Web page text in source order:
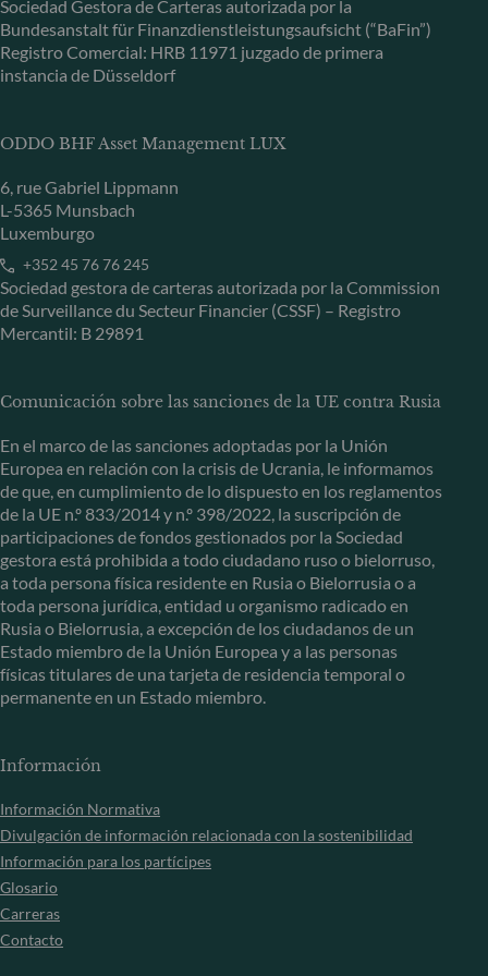
Sociedad Gestora de Carteras autorizada por la
Bundesanstalt für Finanzdienstleistungsaufsicht (“BaFin”)
Registro Comercial: HRB 11971 juzgado de primera
instancia de Düsseldorf
ODDO BHF Asset Management LUX
6, rue Gabriel Lippmann
L-5365 Munsbach
Luxemburgo
+352 45 76 76 245
Sociedad gestora de carteras autorizada por la Commission
de Surveillance du Secteur Financier (CSSF) – Registro
Mercantil: B 29891
Comunicación sobre las sanciones de la UE contra Rusia
En el marco de las sanciones adoptadas por la Unión
Europea en relación con la crisis de Ucrania, le informamos
de que, en cumplimiento de lo dispuesto en los reglamentos
de la UE n.º 833/2014 y n.º 398/2022, la suscripción de
participaciones de fondos gestionados por la Sociedad
gestora está prohibida a todo ciudadano ruso o bielorruso,
a toda persona física residente en Rusia o Bielorrusia o a
toda persona jurídica, entidad u organismo radicado en
Rusia o Bielorrusia, a excepción de los ciudadanos de un
Estado miembro de la Unión Europea y a las personas
físicas titulares de una tarjeta de residencia temporal o
permanente en un Estado miembro.
Información
Información Normativa
Divulgación de información relacionada con la sostenibilidad
Información para los partícipes
Glosario
Carreras
Contacto